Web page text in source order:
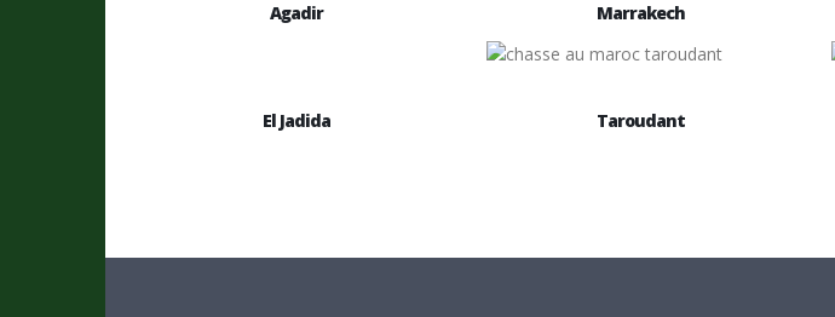
Agadir Marrakech
El Jadida Taroudant